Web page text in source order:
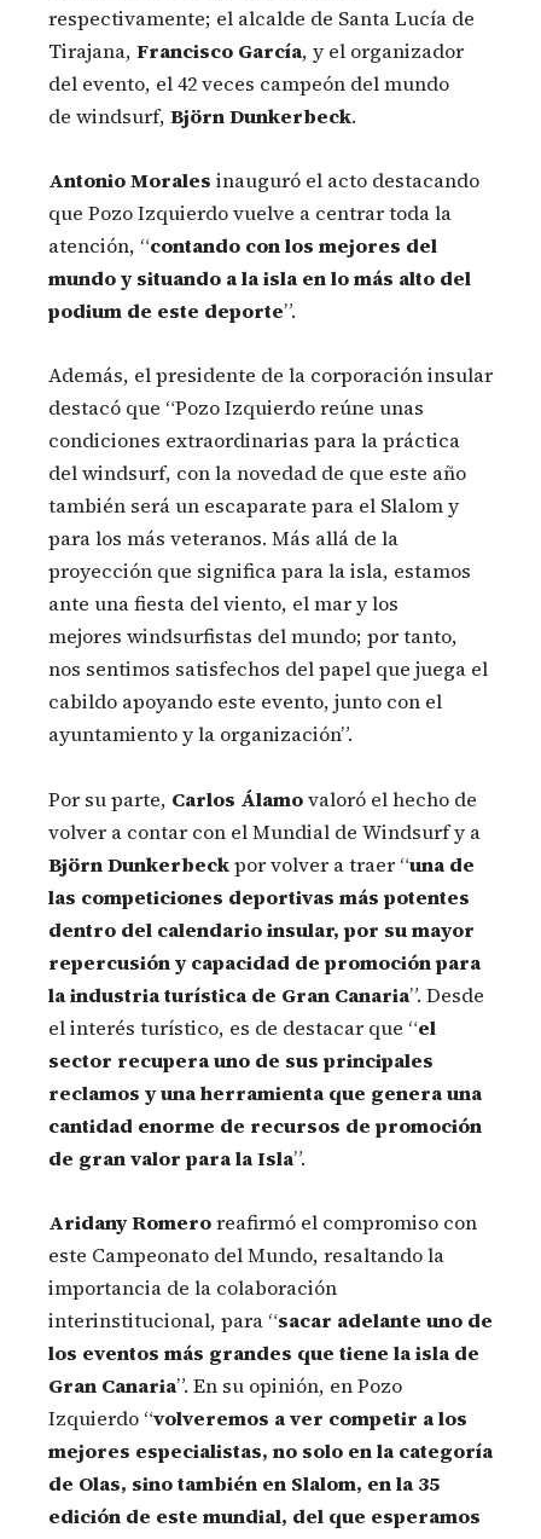
respectivamente; el alcalde de Santa Lucía de
Tirajana, Francisco García, y el organizador
del evento, el 42 veces campeón del mundo
de windsurf, Björn Dunkerbeck.
Antonio Morales inauguró el acto destacando
que Pozo Izquierdo vuelve a centrar toda la
atención, “contando con los mejores del
mundo y situando a la isla en lo más alto del
podium de este deporte”.
Además, el presidente de la corporación insular
destacó que “Pozo Izquierdo reúne unas
condiciones extraordinarias para la práctica
del windsurf, con la novedad de que este año
también será un escaparate para el Slalom y
para los más veteranos. Más allá de la
proyección que significa para la isla, estamos
ante una fiesta del viento, el mar y los
mejores windsurfistas del mundo; por tanto,
nos sentimos satisfechos del papel que juega el
cabildo apoyando este evento, junto con el
ayuntamiento y la organización”.
Por su parte, Carlos Álamovaloró el hecho de
volver a contar con el Mundial de Windsurf y a
Björn Dunkerbeckpor volver a traer “una de
las competiciones deportivas más potentes
dentro del calendario insular, por su mayor
repercusión y capacidad de promoción para
la industria turística de Gran Canaria”. Desde
el interés turístico, es de destacar que “el
sector recupera uno de sus principales
reclamos y una herramienta que genera una
cantidad enorme de recursos de promoción
de gran valor para la Isla”.
Aridany Romeroreafirmó el compromiso con
este Campeonato del Mundo, resaltando la
importancia de la colaboración
interinstitucional, para “sacar adelante uno de
los eventos más grandes que tiene la isla de
Gran Canaria”. En su opinión, en Pozo
Izquierdo “volveremos a ver competir a los
mejores especialistas, no solo en la categoría
de Olas, sino también en Slalom, en la 35
edición de este mundial, del que esperamos